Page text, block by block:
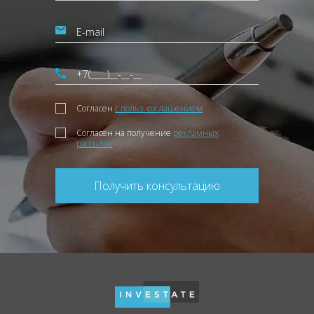
Согласен с польз. соглашением
Согласен на получение рекламных
рассылок
Получить консультацию